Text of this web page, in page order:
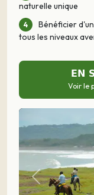
naturelle unique
Bénéficier
tous les niveaux
EN
Voir le
Précédent